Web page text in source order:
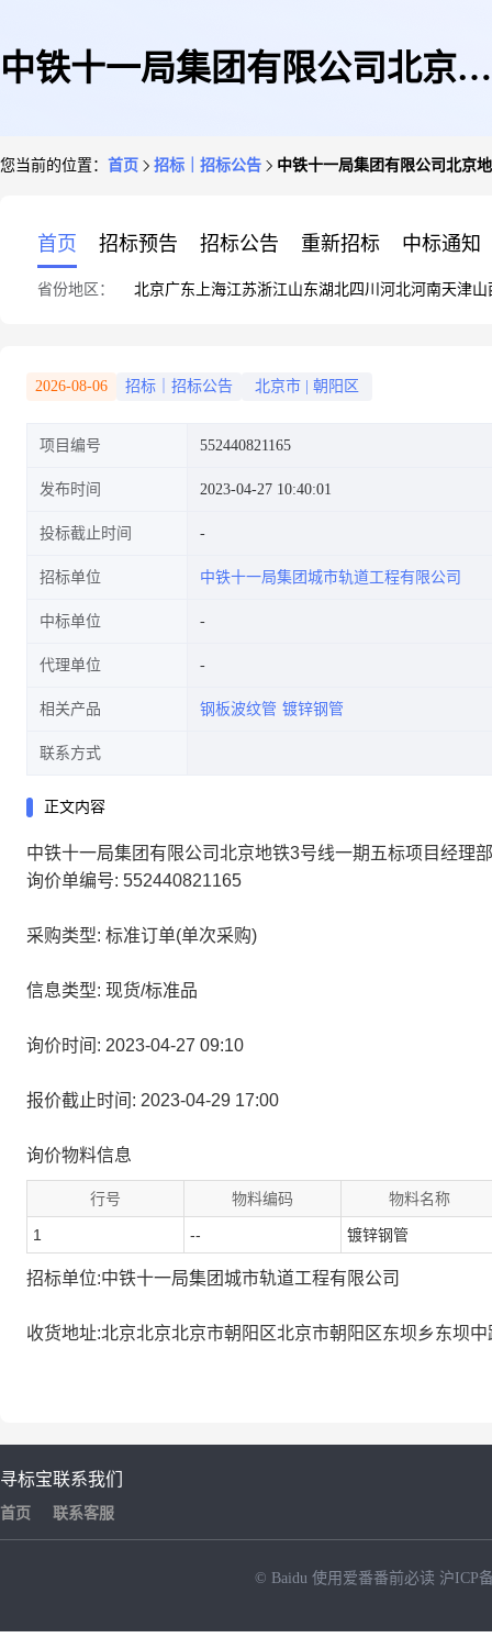
中铁十一局集团有限公司北京地
您当前的位置： 首页 招标｜招标公告 中铁十一局集团有限公司北京
首页 招标预告 招标公告 重新招标 中标通知
省份地区： 北京广东 上海江苏浙江山东湖北四川 河北河南天津山
2026-08-06 招标｜招标公告 北京市 朝阳区
项目编号 552440821165
发布时间 2023-04-27 10:40:01
投标截止时间
招标单位 中铁十一局集团城市轨道工程有限公司
中标单位
代理单位
相关产品 钢板波纹管 镀锌钢管
联系方式
正文内容
中铁十一局集团有限公司北京地铁3号线一期五标项目经理
询价单编号: 552440821165
采购类型: 标准订单(单次采购)
信息类型: 现货/标准品
询价时间: 2023-04-27 09:10
报价截止时间: 2023-04-29 17:00
询价物料信息
行号 物料编码 物料名称
1 -- 镀锌钢管
招标单位:中铁十一局集团城市轨道工程有限公司
收货地址:北京北京北京市朝阳区北京市朝阳区东坝乡东坝
寻标宝
首页
联系我们
联系客服
© Baidu 使用爱番番前必读 沪ICP